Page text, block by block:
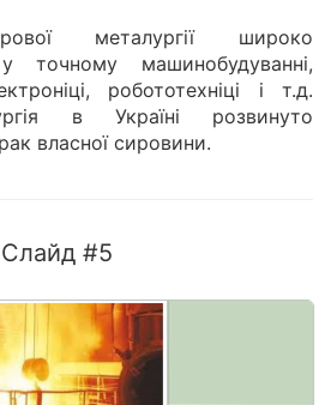
металургії широко
точному машинобудуванні,
робототехніці і т.д.
в Україні розвинуто
власної сировини.
Слайд #5